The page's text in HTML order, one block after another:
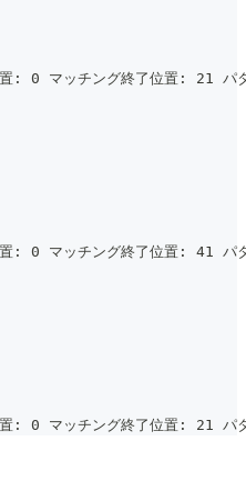
: 0 マッチング終了位置: 21
: 0 マッチング終了位置: 41
: 0 マッチング終了位置: 21